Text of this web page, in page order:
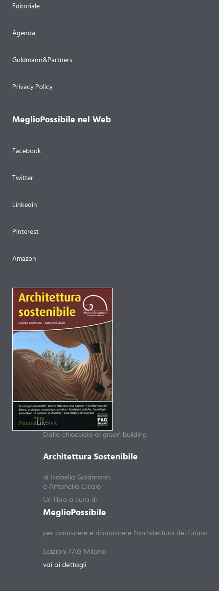
Editoriale
Agenda
Goldmann&Partners
Privacy Policy
MeglioPossibile nel Web
Facebook
Twitter
Linkedin
Pinterest
Amazon
Dalla chiocciola al green building
Architettura Sostenibile
di Isabella Goldmann
e Antonella Cicalò
Un libro a cura di
MeglioPossibile
per conoscere e riconoscere l'architettura del futuro
Edizioni FAG Milano
vai ai dettagli